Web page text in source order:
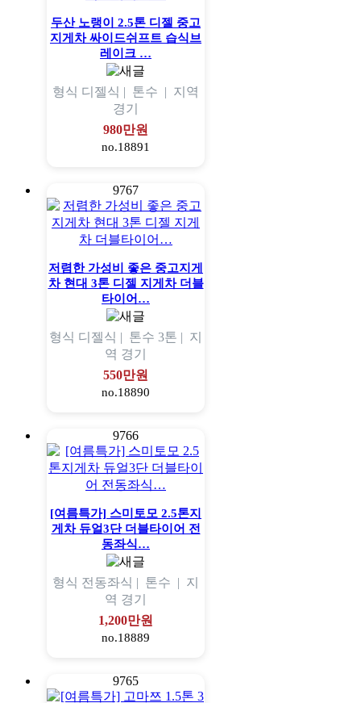
두산 노랭이 2.5톤 디젤 중고
지게차 싸이드쉬프트 습식브
레이크 …
형식 디젤식 | 톤수 | 지역
경기
980만원
no.18891
9767
저렴한 가성비 좋은 중고지게
차 현대 3톤 디젤 지게차 더블
타이어…
형식 디젤식 | 톤수 3톤 | 지
역 경기
550만원
no.18890
9766
[여름특가] 스미토모 2.5톤지
게차 듀얼3단 더블타이어 전
동좌식…
형식 전동좌식 | 톤수 | 지
역 경기
1,200만원
no.18889
9765